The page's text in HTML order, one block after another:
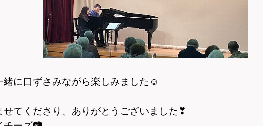
に口ずさみながら楽しみました ☺
てくださり、ありがとうございました ❣